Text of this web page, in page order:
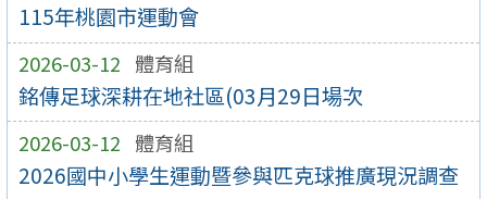
115年桃園市運動會
2026-03-12 體育組
銘傳足球深耕在地社區(03月29日場次
2026-03-12 體育組
2026國中小學生運動暨參與匹克球推廣現況調查